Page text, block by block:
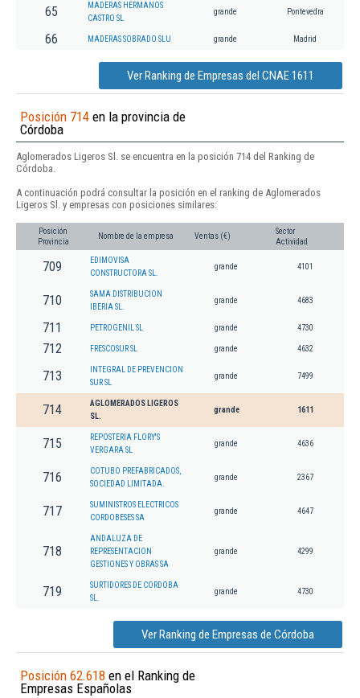
65
MADERAS HERMANOS
CASTRO SL
grande Pontevedra
66 MADERAS SOBRADO SLU grande Madrid
Ver Ranking de Empresas del CNAE 1611
Posición 714 en la provincia de
Córdoba
Aglomerados Ligeros Sl. se encuentra en la posición 714 del Ranking de
Córdoba.
A continuación podrá consultar la posición en el ranking de Aglomerados
Ligeros Sl. y empresas con posiciones similares:
Posición
Provincia
Nombre de la empresa Ventas (€)
Sector
Actividad
709
EDIMOVISA
CONSTRUCTORA SL.
grande 4101
710
SAMA DISTRIBUCION
IBERIA SL.
grande 4683
711 PETROGENIL SL grande 4730
712 FRESCOSUR SL grande 4632
713
INTEGRAL DE PREVENCION
SUR SL
grande 7499
714
AGLOMERADOS LIGEROS
SL.
grande 1611
715
REPOSTERIA FLORY'S
VERGARA SL
grande 4636
716
COTUBO PREFABRICADOS,
SOCIEDAD LIMITADA.
grande 2367
717
SUMINISTROS ELECTRICOS
CORDOBESES SA
grande 4647
718
ANDALUZA DE
REPRESENTACION
GESTIONES Y OBRAS SA
grande 4299
719
SURTIDORES DE CORDOBA
SL.
grande 4730
Ver Ranking de Empresas de Córdoba
Posición 62.618 en el Ranking de
Empresas Españolas